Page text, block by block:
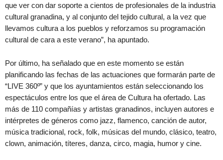
que ver con dar soporte a cientos de profesionales de la industria
cultural granadina, y al conjunto del tejido cultural, a la vez que
llevamos cultura a los pueblos y reforzamos su programación
cultural de cara a este verano”, ha apuntado.
Por último, ha señalado que en este momento se están
planificando las fechas de las actuaciones que formarán parte de
“LIVE 360º” y que los ayuntamientos están seleccionando los
espectáculos entre los que el área de Cultura ha ofertado. Las
más de 110 compañías y artistas granadinos, incluyen autores e
intérpretes de géneros como jazz, flamenco, canción de autor,
música tradicional, rock, folk, músicas del mundo, clásico, teatro,
clown, animación, títeres, danza, circo, magia, humor y cine.